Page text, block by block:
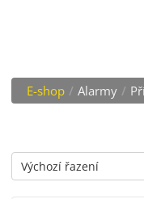
E-shop / Alarmy /